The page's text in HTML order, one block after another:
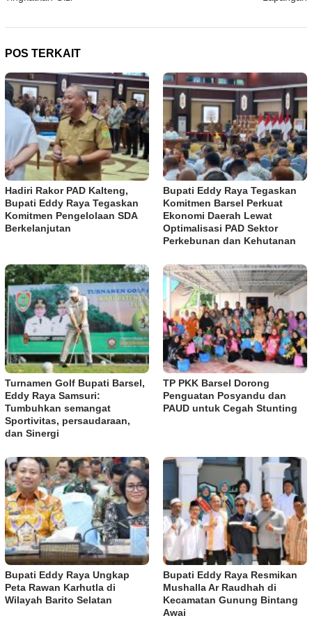
POS TERKAIT
Hadiri Rakor PAD Kalteng,
Bupati Eddy Raya Tegaskan
Komitmen Pengelolaan SDA
Berkelanjutan
Bupati Eddy Raya Tegaskan
Komitmen Barsel Perkuat
Ekonomi Daerah Lewat
Optimalisasi PAD Sektor
Perkebunan dan Kehutanan
Turnamen Golf Bupati Barsel,
Eddy Raya Samsuri:
Tumbuhkan semangat
Sportivitas, persaudaraan,
dan Sinergi
TP PKK Barsel Dorong
Penguatan Posyandu dan
PAUD untuk Cegah Stunting
Bupati Eddy Raya Ungkap
Peta Rawan Karhutla di
Wilayah Barito Selatan
Bupati Eddy Raya Resmikan
Mushalla Ar Raudhah di
Kecamatan Gunung Bintang
Awai